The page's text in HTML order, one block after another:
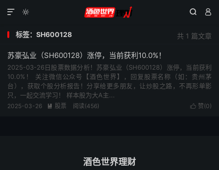
  

共 1 篇文章
标签：SH600128
苏豪弘业（SH600128）涨停，当前获利10.0%！
2025-03-26日股票数据分析！苏豪弘业（SH600128）涨停，当前获利
10.0%！ 关注微信公众号【酒色世界】，回复股票名称（如：贵州茅
台），获取个股分析报告！分享给更多朋友，让炒股之路，不再形单影
只，一起交流学习！ 样本股为大A主...
 赞(0)
2025-03-26  股票 阅读(456)
酒色世界理财